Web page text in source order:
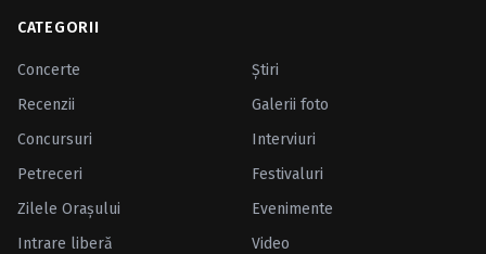
CATEGORII
Concerte
Ştiri
Recenzii
Galerii foto
Concursuri
Interviuri
Petreceri
Festivaluri
Zilele Oraşului
Evenimente
Intrare liberă
Video